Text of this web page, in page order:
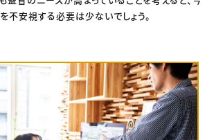
安視する必要は少ないでしょう。